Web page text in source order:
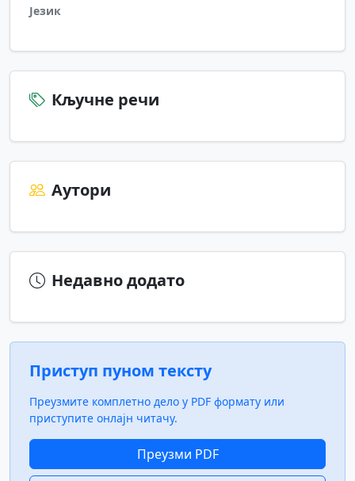
Језик
Кључне речи
Аутори
Недавно додато
Приступ пуном тексту
Преузмите комплетно дело у PDF формату или
приступите онлајн читачу.
Преузми PDF